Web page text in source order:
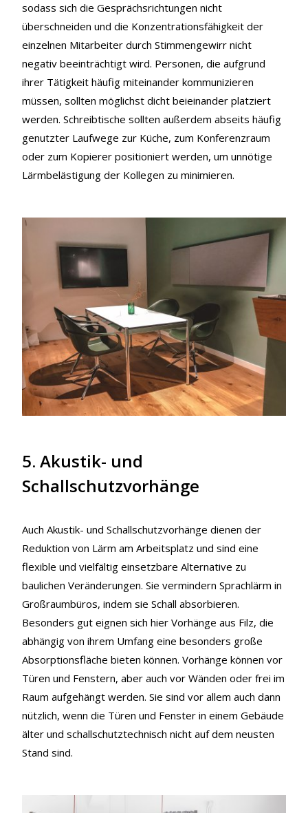
sodass sich die Gesprächsrichtungen nicht
überschneiden und die Konzentrationsfähigkeit der
einzelnen Mitarbeiter durch Stimmengewirr nicht
negativ beeinträchtigt wird. Personen, die aufgrund
ihrer Tätigkeit häufig miteinander kommunizieren
müssen, sollten möglichst dicht beieinander platziert
werden. Schreibtische sollten außerdem abseits häufig
genutzter Laufwege zur Küche, zum Konferenzraum
oder zum Kopierer positioniert werden, um unnötige
Lärmbelästigung der Kollegen zu minimieren.
5. Akustik- und
Schallschutzvorhänge
Auch Akustik- und Schallschutzvorhänge dienen der
Reduktion von Lärm am Arbeitsplatz und sind eine
flexible und vielfältig einsetzbare Alternative zu
baulichen Veränderungen. Sie vermindern Sprachlärm in
Großraumbüros, indem sie Schall absorbieren.
Besonders gut eignen sich hier Vorhänge aus Filz, die
abhängig von ihrem Umfang eine besonders große
Absorptionsfläche bieten können. Vorhänge können vor
Türen und Fenstern, aber auch vor Wänden oder frei im
Raum aufgehängt werden. Sie sind vor allem auch dann
nützlich, wenn die Türen und Fenster in einem Gebäude
älter und schallschutztechnisch nicht auf dem neusten
Stand sind.